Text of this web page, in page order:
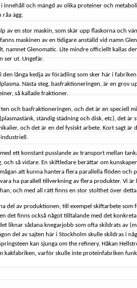
innehåll och mängd av olika proteiner och
råa ägg.
av en stor maskin, som skär upp flaskorna och
maskinen av en tidigare anställd vid namn
namnet Glenomatic. Lite mindre officiellt kallas
ser ut. Ungefär.
långa kedja av förädling som sker här i
Nästa steg, basfraktioneringen, är en grov
så kallade fraktioner.
och basfraktioneringen, och det är en speciell
ständig städning och disk, etc), det är
och det är en del fysiskt arbete. Kort sagt är
industriell.
ett konstant pusslande av transport mellan
så vidare. En skiftledare berättar om
att kunna hantera flera parallella flöden och
ha parallell tillverkning av flera produkter. Vi är
och med all rätt finns en stor stolthet över
del av produktionen, till exempel skiftarbete som
det finns också något tilltalande med det
liknar sådana knegarjobb som ofta skildrats av
del av sajten här i Stockholm skulle skildras i
kan sjunga om the refinery, Håkan
kakfabriken, varför skulle inte proteinfabriken